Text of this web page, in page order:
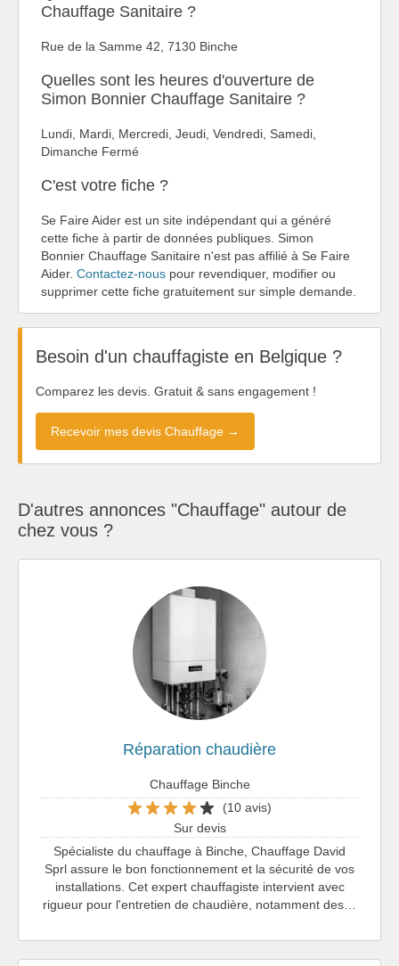
Chauffage Sanitaire ?
Rue de la Samme 42, 7130 Binche
Quelles sont les heures d'ouverture de
Simon Bonnier Chauffage Sanitaire ?
Lundi, Mardi, Mercredi, Jeudi, Vendredi, Samedi,
Dimanche Fermé
C'est votre fiche ?
Se Faire Aider est un site indépendant qui a généré
cette fiche à partir de données publiques. Simon
Bonnier Chauffage Sanitaire n'est pas affilié à Se Faire
Aider. Contactez-nous pour revendiquer, modifier ou
supprimer cette fiche gratuitement sur simple demande.
Besoin d'un chauffagiste en Belgique ?
Comparez les devis. Gratuit & sans engagement !
Recevoir mes devis Chauffage →
D'autres annonces "Chauffage" autour de
chez vous ?
Réparation chaudière
Chauffage Binche
(10 avis)
Sur devis
Spécialiste du chauffage à Binche, Chauffage David
Sprl assure le bon fonctionnement et la sécurité de vos
installations. Cet expert chauffagiste intervient avec
rigueur pour l'entretien de chaudière, notamment des…